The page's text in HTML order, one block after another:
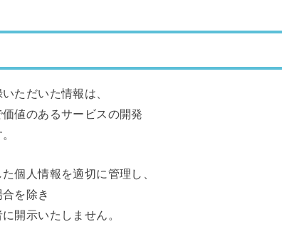
ただいた情報は、
値のあるサービスの開発
個人情報を適切に管理し、
を除き
開示いたしません。